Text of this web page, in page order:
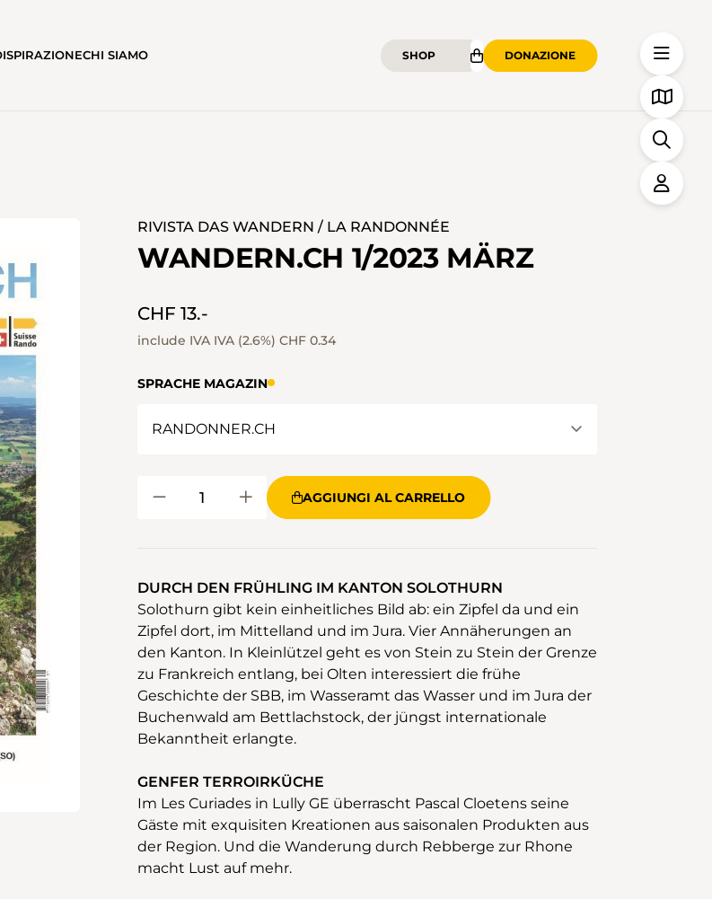
ISPIRAZIONECHI SIAMO SHOP DONAZIONE
RIVISTA DAS WANDERN / LA RANDONNÉE
WANDERN.CH 1/2023 MÄRZ
CHF 13.-
include IVA IVA (2.6%) CHF 0.34
SPRACHE MAGAZIN
AGGIUNGI AL CARRELLO
DURCH DEN FRÜHLING IM KANTON SOLOTHURN
Solothurn gibt kein einheitliches Bild ab: ein Zipfel da und ein
Zipfel dort, im Mittelland und im Jura. Vier Annäherungen an
den Kanton. In Kleinlützel geht es von Stein zu Stein der Grenze
zu Frankreich entlang, bei Olten interessiert die frühe
Geschichte der SBB, im Wasseramt das Wasser und im Jura der
Buchenwald am Bettlachstock, der jüngst internationale
Bekanntheit erlangte.
GENFER TERROIRKÜCHE
Im Les Curiades in Lully GE überrascht Pascal Cloetens seine
Gäste mit exquisiten Kreationen aus saisonalen Produkten aus
der Region. Und die Wanderung durch Rebberge zur Rhone
macht Lust auf mehr.